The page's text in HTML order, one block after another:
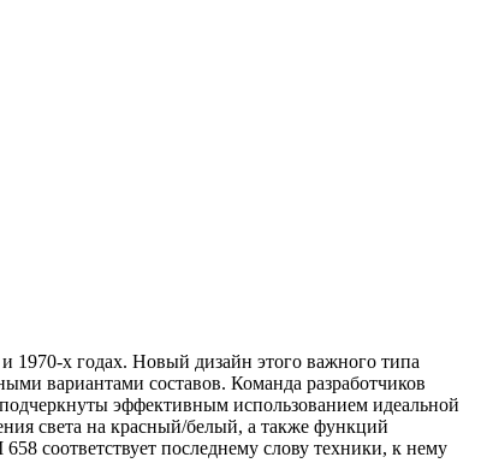
1970-х годах. Новый дизайн этого важного типа
вариантами составов. Команда разработчиков
эффективным использованием идеальной
света на красный/белый, а также функций
соответствует последнему слову техники, к нему